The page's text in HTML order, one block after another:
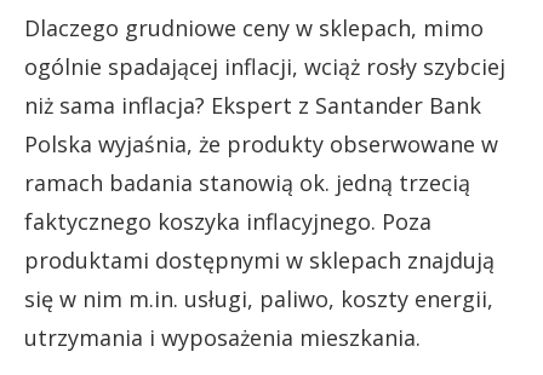
Dlaczego grudniowe ceny w sklepach, mimo
ogólnie spadającej inflacji, wciąż rosły szybciej
niż sama inflacja? Ekspert z Santander Bank
Polska wyjaśnia, że produkty obserwowane w
ramach badania stanowią ok. jedną trzecią
faktycznego koszyka inflacyjnego. Poza
produktami dostępnymi w sklepach znajdują
się w nim m.in. usługi, paliwo, koszty energii,
utrzymania i wyposażenia mieszkania.